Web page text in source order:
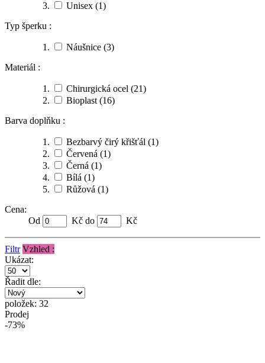
Unisex (1)
Typ šperku :
Náušnice (3)
Materiál :
Chirurgická ocel (21)
Bioplast(16)
Barva doplňku :
Bezbarvý čirý křišťál (1)
Červená (1)
Černá (1)
Bílá (1)
Růžová (1)
Cena:
Od
Kč do Kč
Filtr Vzhled :
Ukázat:
Řadit dle:
položek: 32
Prodej
-73%